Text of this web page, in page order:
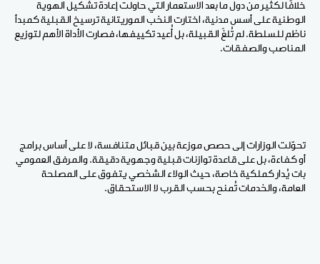
خلافًا لكثير من دول ما بعد الاستعمار التي حاولت إعادة تشكيل الهوية
الوطنية على أسس مدنية، اختارت النخب الموريتانية ترسيخ القبلية كمبدأ
ناظم للسلطة. لم تُلغَ القبيلة، بل أُعيد تكييفها، فصارت الأداة الأهم لتوزيع
المناصب والصفقات.
تحوّلت الوزارات إلى حصص موزعة بين قبائل متنافسة، لا على أساس برامج
أو كفاءة، بل على قاعدة توازنات قبلية وجهوية دقيقة. والمرفق العمومي
بات يُدار كملكية خاصة، حيث الولاء الشخصي يتفوق على المصلحة
العامة، والخدمات تُمنح بحسب القرب لا الاستحقاق.